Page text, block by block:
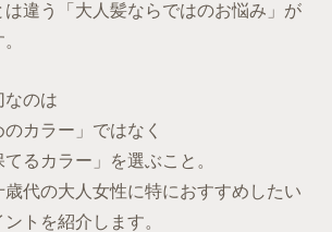
は違う「大人髪ならではのお悩み」が
なのは
のカラー」ではなく
てるカラー」を選ぶこと。
歳代の大人女性に特におすすめしたい
トを紹介します。